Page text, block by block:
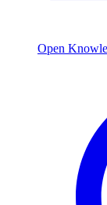
Open